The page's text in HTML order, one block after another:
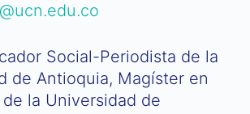
Social-Periodista de la
de Antioquia, Magíster en
la Universidad de